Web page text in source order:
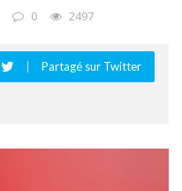
0 2497
Partagé sur Twitter